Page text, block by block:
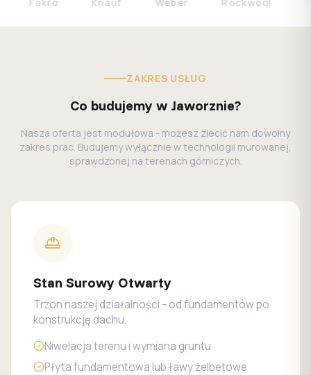
ZAKRES USŁUG
Co budujemy w Jaworznie?
Nasza oferta jest modułowa - możesz zlecić nam dowolny
zakres prac. Budujemy wyłącznie w technologii murowanej,
sprawdzonej na terenach górniczych.
Stan Surowy Otwarty
Trzon naszej działalności - od fundamentów po
konstrukcję dachu.
Niwelacja terenu i wymiana gruntu
Płyta fundamentowa lub ławy żelbetowe